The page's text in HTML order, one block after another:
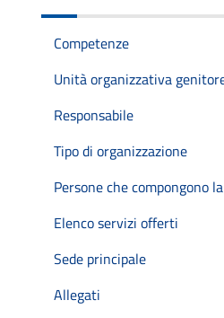
Competenze
Unità organizzativa
Responsabile
Tipo di organizzazione
Persone che compongono
Elenco servizi offerti
Sede principale
Allegati